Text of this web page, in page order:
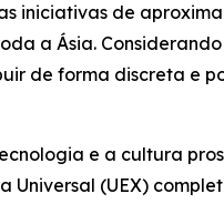
iniciativas de
a Ásia.
de forma discreta e
e a cultura
(UEX)